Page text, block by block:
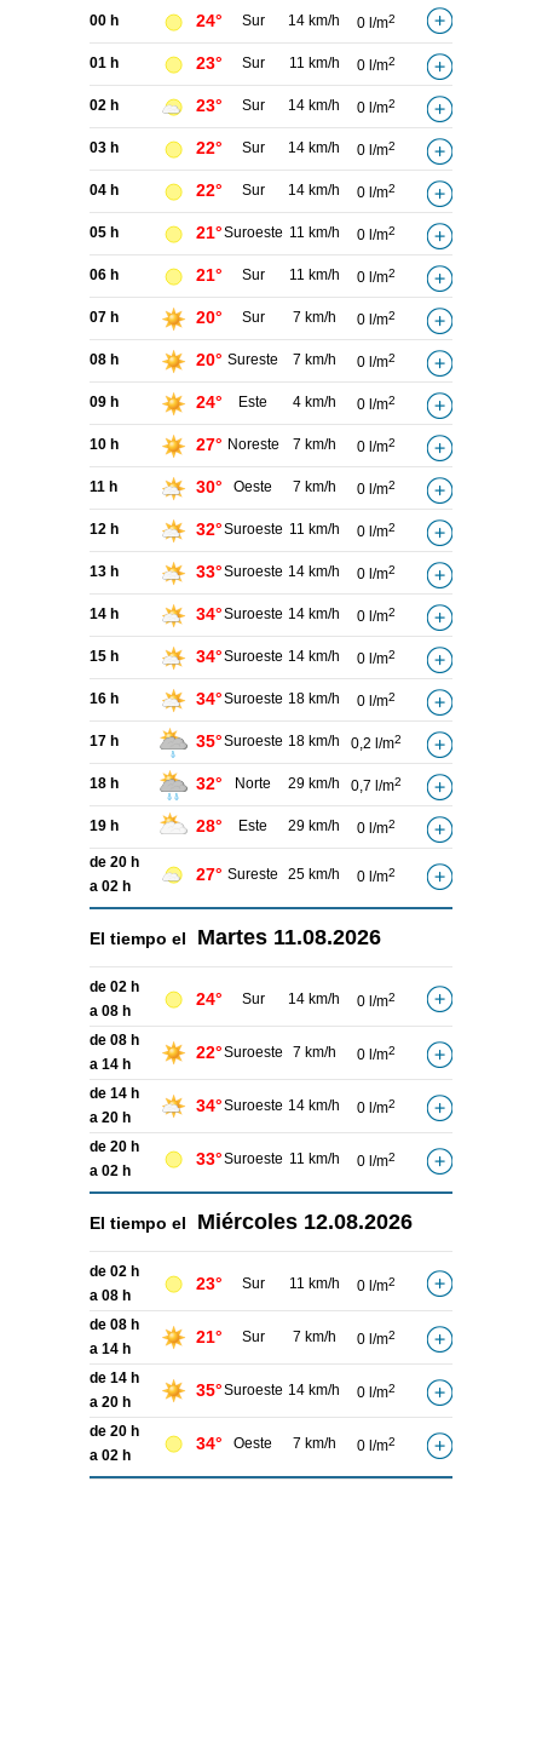
00 h 24° Sur 14 km/h 0 l/m2
01 h 23° Sur 11 km/h 0 l/m2
02 h 23° Sur 14 km/h 0 l/m2
03 h 22° Sur 14 km/h 0 l/m2
04 h 22° Sur 14 km/h 0 l/m2
05 h 21°Suroeste 11 km/h 0 l/m2
06 h 21° Sur 11 km/h 0 l/m2
07 h 20° Sur 7 km/h 0 l/m2
08 h 20° Sureste 7 km/h 0 l/m2
09 h 24° Este 4 km/h 0 l/m2
10 h 27° Noreste 7 km/h 0 l/m2
11 h 30° Oeste 7 km/h 0 l/m2
12 h 32°Suroeste 11 km/h 0 l/m2
13 h 33°Suroeste 14 km/h 0 l/m2
14 h 34°Suroeste 14 km/h 0 l/m2
15 h 34°Suroeste 14 km/h 0 l/m2
16 h 34°Suroeste 18 km/h 0 l/m2
17 h 35°Suroeste 18 km/h 0,2 l/m2
18 h 32° Norte 29 km/h 0,7 l/m2
19 h 28° Este 29 km/h 0 l/m2
de 20 h
a 02 h
27° Sureste 25 km/h 0 l/m2
El tiempo el Martes 11.08.2026
de 02 h
a 08 h
24° Sur 14 km/h 0 l/m2
de 08 h
a 14 h
22°Suroeste 7 km/h 0 l/m2
de 14 h
a 20 h
34°Suroeste 14 km/h 0 l/m2
de 20 h
a 02 h
33°Suroeste 11 km/h 0 l/m2
El tiempo el Miércoles 12.08.2026
de 02 h
a 08 h
23° Sur 11 km/h 0 l/m2
de 08 h
a 14 h
21° Sur 7 km/h 0 l/m2
de 14 h
a 20 h
35°Suroeste 14 km/h 0 l/m2
de 20 h
a 02 h
34° Oeste 7 km/h 0 l/m2